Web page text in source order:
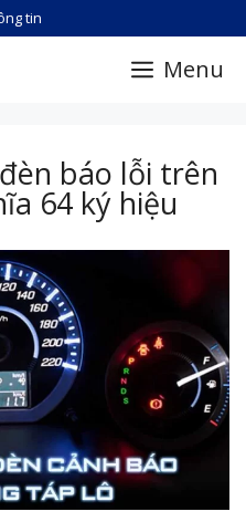
tin
Menu
báo lỗi trên
64 ký hiệu